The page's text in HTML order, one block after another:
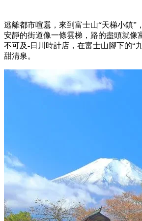
逃離都市喧囂，來到富士山“天梯小鎮”
安靜的街道像一條雲梯，路的盡頭就像
不可及-日川時計店，在富士山腳下的“
甜清泉。